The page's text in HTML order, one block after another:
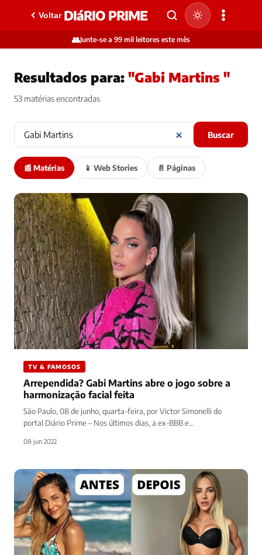
Voltar DIáRIO PRIME
👥Junte-se a 99 mil leitores este mês
Resultados para: "Gabi Martins "
53 matérias encontradas
Buscar
📰 Matérias 📱 Web Stories 📄 Páginas
TV & FAMOSOS
Arrependida? Gabi Martins abre o jogo sobre a
harmonização facial feita
São Paulo, 08 de junho, quarta-feira, por Victor Simonelli do
portal Diário Prime – Nos últimos dias, a ex-BBB e…
08 jun 2022